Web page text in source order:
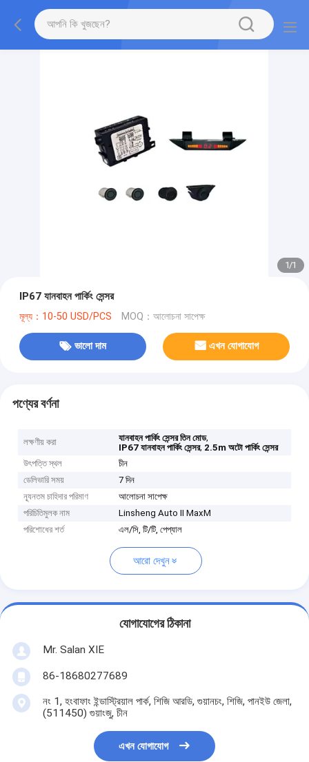
1/1
IP67 যানবাহন পার্কিং সেন্সর
মূল্য：10-50 USD/PCS MOQ：আলোচনা সাপেক্ষ
ভালো দাম এখন যোগাযোগ
পণ্যের বর্ণনা
লক্ষণীয় করা যানবাহন পার্কিং সেন্সর তিন মোড,
IP67 যানবাহন পার্কিং সেন্সর, 2.5m অটো পার্কিং সেন্সর
উৎপত্তি স্থল
চীন
ডেলিভারি সময়
7 দিন
ন্যূনতম চাহিদার পরিমাণ
আলোচনা সাপেক্ষ
পরিচিতিমুলক নাম
Linsheng Auto II MaxM
পরিশোধের শর্ত
এল/সি, টি/টি, পেপ্যাল
আরো দেখুন
যোগাযোগের ঠিকানা
Mr. Salan XIE
86-18680277689
নং 1, হংবাফাং ইন্ডাস্ট্রিয়াল পার্ক, শিজি আরডি, গুয়ানচং, শিজি, পানইউ জেলা,
(511450) গুয়াংজু, চীন
এখন যোগাযোগ